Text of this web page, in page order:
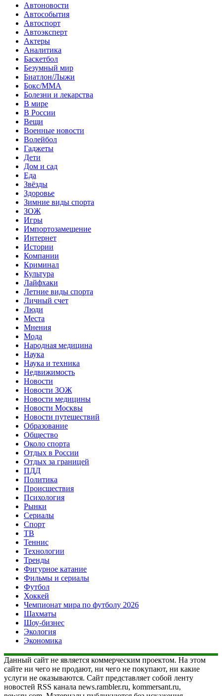
Автоновости
Автособытия
Автоспорт
Автоэксперт
Актеры
Аналитика
Баскетбол
Безумный мир
Биатлон/Лыжи
Бокс/MMA
Болезни и лекарства
В мире
В России
Вещи
Военные новости
Волейбол
Гаджеты
Дети
Дом и сад
Еда
Звёзды
Здоровье
Зимние виды спорта
ЗОЖ
Игры
Импортозамещение
Интернет
Истории
Компании
Криминал
Культура
Лайфхаки
Летние виды спорта
Личный счет
Люди
Места
Мнения
Мода
Народная медицина
Наука
Наука и техника
Недвижимость
Новости
Новости ЗОЖ
Новости медицины
Новости Москвы
Новости путешествий
Образование
Общество
Около спорта
Отдых в России
Отдых за границей
ПДД
Политика
Происшествия
Психология
Рынки
Сериалы
Спорт
ТВ
Теннис
Технологии
Тренды
Фигурное катание
Фильмы и сериалы
Футбол
Хоккей
Чемпионат мира по футболу 2026
Шахматы
Шоу-бизнес
Экология
Экономика
Данный сайт не является коммерческим проектом. На этом
сайте ни чего не продают, ни чего не покупают, ни какие
услуги не оказываются. Сайт представляет собой ленту
новостей RSS канала news.rambler.ru, kommersant.ru,